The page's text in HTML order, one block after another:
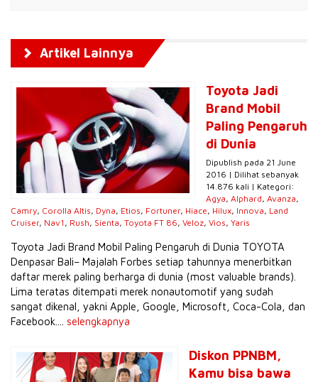
Artikel Lainnya
Toyota Jadi
Brand Mobil
Paling Pengaruh
di Dunia
Dipublish pada 21 June
2016 | Dilihat sebanyak
14.876 kali | Kategori:
Agya, Alphard, Avanza,
Camry, Corolla Altis, Dyna, Etios, Fortuner, Hiace, Hilux, Innova, Land
Cruiser, Nav1 , Rush, Sienta, Toyota FT 86, Veloz, Vios, Yaris
Toyota Jadi Brand Mobil Paling Pengaruh di Dunia TOYOTA
Denpasar Bali– Majalah Forbes setiap tahunnya menerbitkan
daftar merek paling berharga di dunia (most valuable brands).
Lima teratas ditempati merek nonautomotif yang sudah
sangat dikenal, yakni Apple, Google, Microsoft, Coca-Cola, dan
Facebook.... selengkapnya
Diskon PPNBM,
Kamu bisa bawa